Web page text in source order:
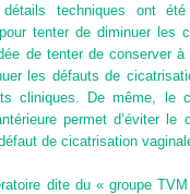
techniques ont
tenter de diminuer les
de tenter de conserver
les défauts de
cliniques. De même, le
permet d’éviter le
de cicatrisation
dite du « groupe